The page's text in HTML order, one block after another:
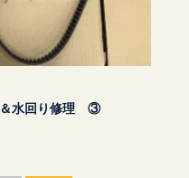
＆水回り修理 ③